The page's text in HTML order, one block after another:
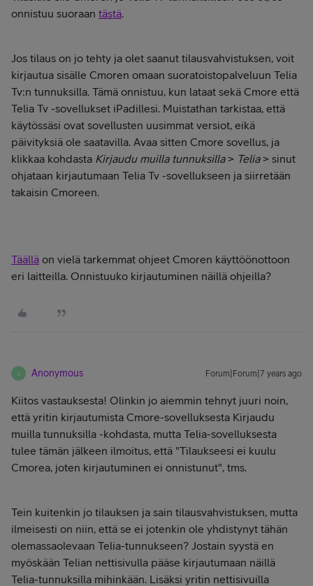
onnistuu suoraan tästä.
Jos tilaus on jo tehty ja olet saanut tilausvahvistuksen, voit
kirjautua sisälle Cmoren omaan suoratoistopalveluun Telia
Tv:n tunnuksilla. Tämä onnistuu, kun lataat sekä Cmore että
Telia Tv -sovellukset iPadillesi. Muistathan tarkistaa, että
käytössäsi ovat sovellusten uusimmat versiot, eikä
päivityksiä ole saatavilla. Avaa sitten Cmore sovellus, ja
klikkaa kohdasta Kirjaudu muilla tunnuksilla > Telia > sinut
ohjataan kirjautumaan Telia Tv -sovellukseen ja siirretään
takaisin Cmoreen.
Täällä on vielä tarkemmat ohjeet Cmoren käyttöönottoon
eri laitteilla. Onnistuuko kirjautuminen näillä ohjeilla?
A Anonymous Forum|Forum|7 years ago
Kiitos vastauksesta! Olinkin jo aiemmin tehnyt juuri noin,
että yritin kirjautumista Cmore-sovelluksesta Kirjaudu
muilla tunnuksilla -kohdasta, mutta Telia-sovelluksesta
tulee tämän jälkeen ilmoitus, että "Tilaukseesi ei kuulu
Cmorea, joten kirjautuminen ei onnistunut", tms.
Tein kuitenkin jo tilauksen ja sain tilausvahvistuksen, mutta
ilmeisesti on niin, että se ei jotenkin ole yhdistynyt tähän
olemassaolevaan Telia-tunnukseen? Jostain syystä en
myöskään Telian nettisivulla pääse kirjautumaan näillä
Telia-tunnuksilla mihinkään. Lisäksi yritin nettisivuilla